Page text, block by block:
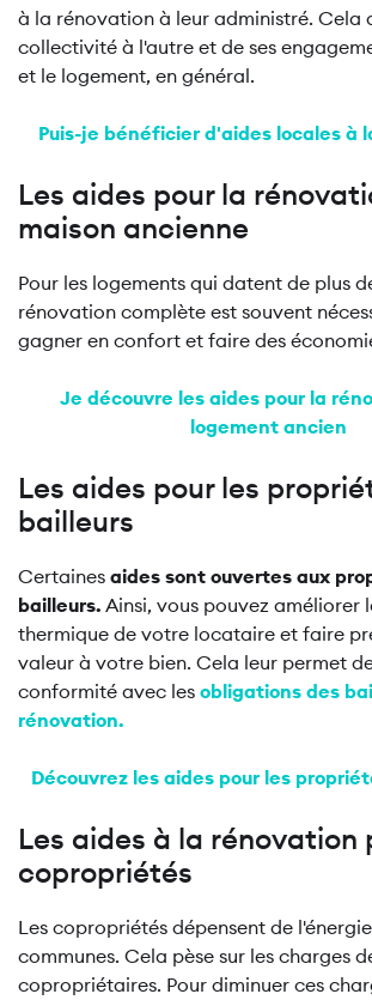
à la rénovation à leur administré. Cela
collectivité à l'autre et de ses
et le logement, en général.
Puis-je bénéficier d'aides locales à
Les aides pour la
maison ancienne
Pour les logements qui datent de plus
rénovation complète est souvent
gagner en confort et faire des
Je découvre les aides pour la
logement ancien
Les aides pour les
bailleurs
Certaines aides sont ouvertes aux
bailleurs. Ainsi, vous pouvez améliorer
thermique de votre locataire et faire
valeur à votre bien. Cela leur permet
conformité avec les obligations des
rénovation.
Découvrez les aides pour les
Les aides à la rénovation
copropriétés
Les copropriétés dépensent de
communes. Cela pèse sur les charges
copropriétaires. Pour diminuer ces